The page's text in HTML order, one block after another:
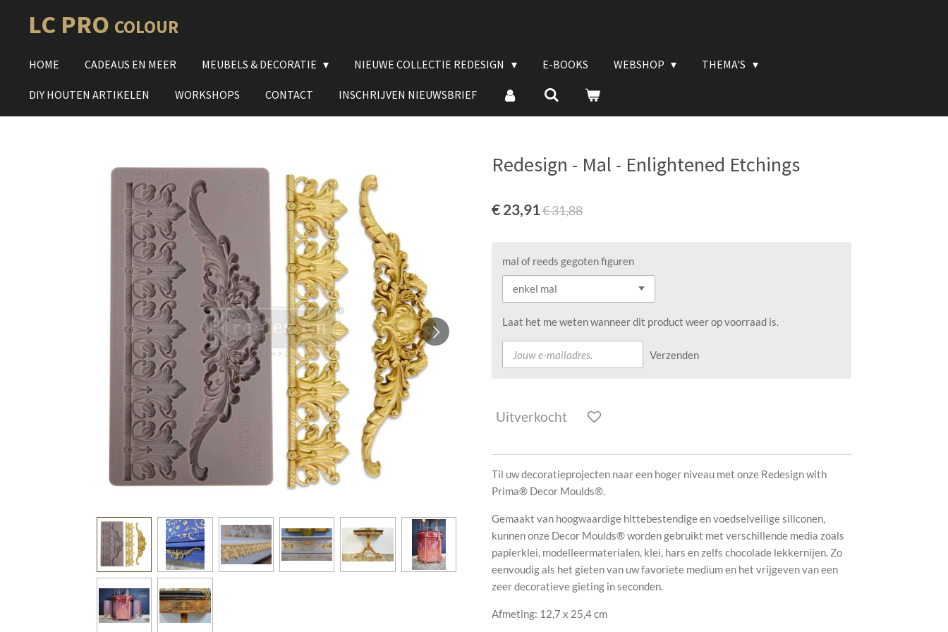
directLC PRO COLOUR
HOME CADEAUS EN MEER MEUBELS & DECORATIE NIEUWE COLLECTIE REDESIGN E-BOOKS WEBSHOP THEMA'S
DIY HOUTEN ARTIKELEN WORKSHOPS CONTACT INSCHRIJVEN NIEUWSBRIEF
Redesign - Mal - Enlightened Etchings
€ 23,91€ 31,88
mal of reeds gegoten figuren
Laat het me weten wanneer dit product weer op voorraad is.
Verzenden
Uitverkocht
Til uw decoratieprojecten naar een hoger niveau met onze Redesign with
Prima® Decor Moulds®.
Gemaakt van hoogwaardige hittebestendige en voedselveilige siliconen,
kunnen onze Decor Moulds® worden gebruikt met verschillende media zoals
papierklei, modelleermaterialen, klei, hars en zelfs chocolade lekkernijen. Zo
eenvoudig als het gieten van uw favoriete medium en het vrijgeven van een
zeer decoratieve gieting in seconden.
Afmeting: 12,7 x 25,4 cm